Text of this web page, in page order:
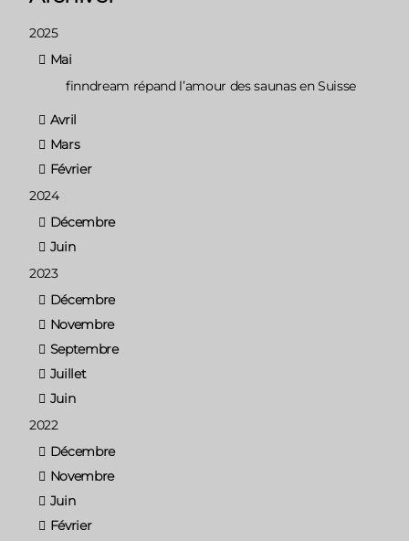
2025
Mai
finndream répand l’amour des saunas en Suisse
Avril
Mars
Février
2024
Décembre
Juin
2023
Décembre
Novembre
Septembre
Juillet
Juin
2022
Décembre
Novembre
Juin
Février